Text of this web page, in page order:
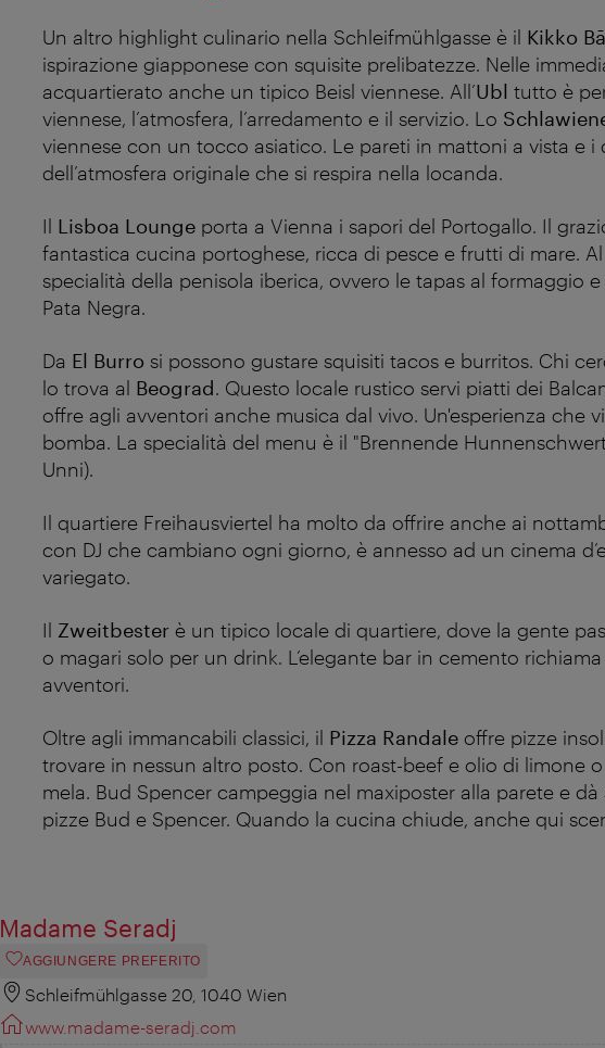
Un altro highlight culinario nella Schleifmühlgasse è il Kikko Bā
ispirazione giapponese con squisite prelibatezze. Nelle
acquartierato anche un tipico Beisl viennese. All’Ubl tutto è
viennese, l’atmosfera, l’arredamento e il servizio. Lo
viennese con un tocco asiatico. Le pareti in mattoni a vista e i
dell’atmosfera originale che si respira nella locanda.
Il Lisboa Lounge porta a Vienna i sapori del Portogallo. Il
fantastica cucina portoghese, ricca di pesce e frutti di mare.
specialità della penisola iberica, ovvero le tapas al formaggio
Pata Negra.
Da El Burro si possono gustare squisiti tacos e burritos. Chi
lo trova al Beograd. Questo locale rustico servi piatti dei
offre agli avventori anche musica dal vivo. Un'esperienza che
bomba. La specialità del menu è il "Brennende
Unni).
Il quartiere Freihausviertel ha molto da offrire anche ai
con DJ che cambiano ogni giorno, è annesso ad un cinema
variegato.
Il Zweitbester è un tipico locale di quartiere, dove la gente
o magari solo per un drink. L’elegante bar in cemento
avventori.
Oltre agli immancabili classici, il Pizza Randale offre pizze
trovare in nessun altro posto. Con roast-beef e olio di limone
mela. Bud Spencer campeggia nel maxiposter alla parete e
pizze Bud e Spencer. Quando la cucina chiude, anche qui
Madame Seradj
AGGIUNGERE PREFERITO
Schleifmühlgasse 20, 1040 Wien
www.madame-seradj.com